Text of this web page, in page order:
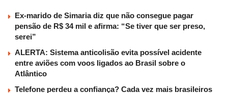
Ex-marido de Simaria diz que não consegue pagar
pensão de R$ 34 mil e afirma: “Se tiver que ser preso,
serei”
ALERTA: Sistema anticolisão evita possível acidente
entre aviões com voos ligados ao Brasil sobre o
Atlântico
Telefone perdeu a confiança? Cada vez mais brasileiros